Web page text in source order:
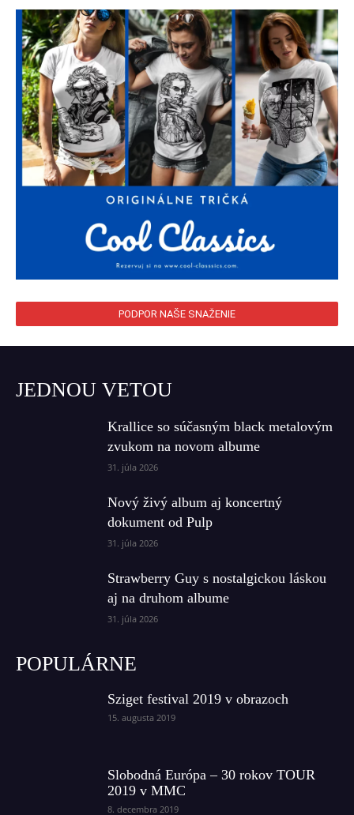
PODPOR NAŠE SNAŽENIE
JEDNOU VETOU
Krallice so súčasným black metalovým
zvukom na novom albume
31. júla 2026
Nový živý album aj koncertný
dokument od Pulp
31. júla 2026
Strawberry Guy s nostalgickou láskou
aj na druhom albume
31. júla 2026
POPULÁRNE
Sziget festival 2019 v obrazoch
15. augusta 2019
Slobodná Európa – 30 rokov TOUR
2019 v MMC
8. decembra 2019